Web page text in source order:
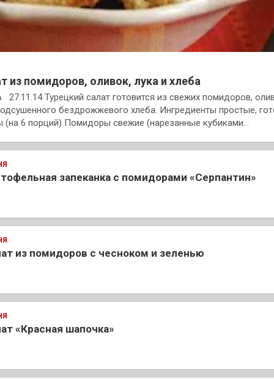
из помидоров, оливок, лука и хлеба
Турецкий салат готовится из свежих помидоров,
бездрожжевого хлеба. Ингредиенты простые,
(на 6 порций) Помидоры свежие (нарезанные кубиками…
запеканка с помидорами «Серпантин»
из помидоров с чесноком и зеленью
«Красная шапочка»